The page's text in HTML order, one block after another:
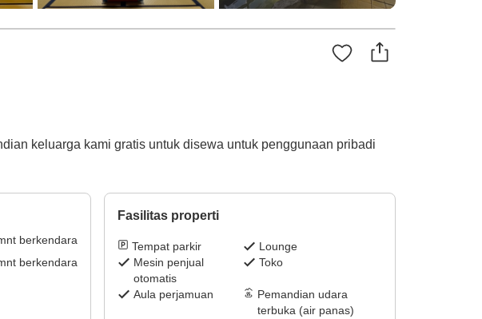
keluarga kami gratis untuk disewa untuk penggunaan pribadi
berkendara
berkendara
Fasilitas properti
Tempat parkir
Lounge
Mesin penjual
otomatis
Toko
Aula perjamuan
Pemandian udara
terbuka (air panas)